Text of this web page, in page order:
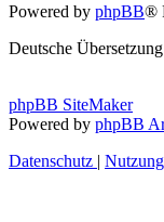
Powered by phpBB®
Deutsche
phpBB SiteMaker
Powered by phpBB
Datenschutz |